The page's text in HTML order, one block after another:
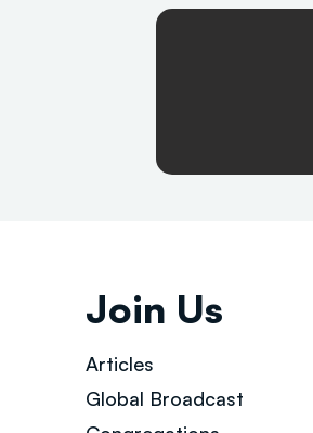
Join Us
Articles
Global Broadcast